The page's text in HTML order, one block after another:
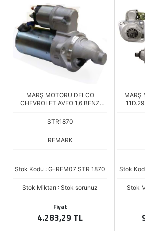
MARŞ MOTORU DELCO
CHEVROLET AVEO 1,6 BENZ
STR1870
REMARK
Stok Kodu : G-REM07 STR 1870
Stok Miktarı : Stok sorunuz
Fiyat
4.283,29 TL
MARŞ
Stok
Stok